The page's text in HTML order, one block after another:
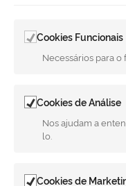
LINKS ÚTEIS
MUNICÍPIO DE MERIDIANO
REDES SOCIAIS
Cookies Funcionais
Necessários para
Cookies de Análise
Nos ajudam a
lo.
Cookies de